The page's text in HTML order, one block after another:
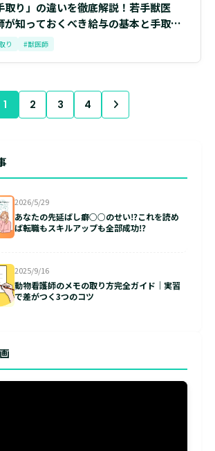
取り」の違いを徹底解説！若手獣医
が知っておくべき給与の基本と手取り
り #獣医師
1 2 3 4
2026/5/29
あなたの先延ばし癖○○のせい⁉これを読め
ば転職もスキルアップも全部成功⁉
2025/9/16
動物看護師のメモの取り方完全ガイド｜実習
で差がつく3つのコツ